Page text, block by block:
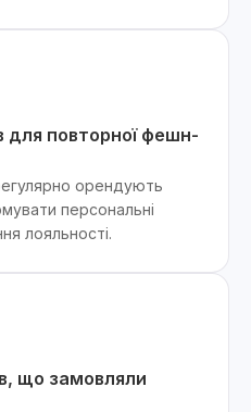
для повторної фешн-
орендують
персональні
лояльності.
що замовляли